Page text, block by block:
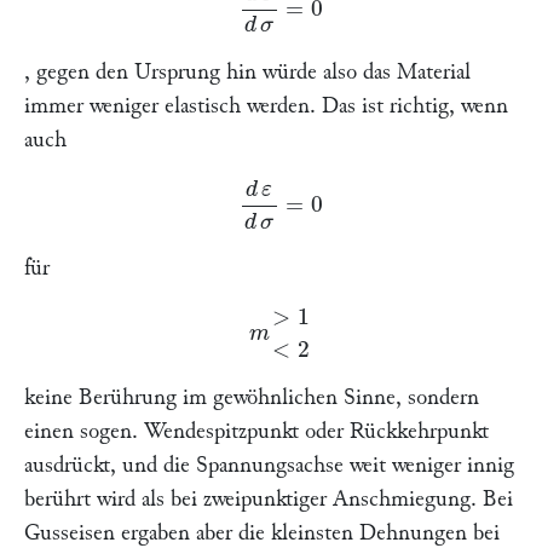
, gegen den Ursprung hin würde also das Material
immer weniger elastisch werden. Das ist richtig, wenn
auch
d εd
für
>1 <2
keine Berührung im gewöhnlichen Sinne, sondern
einen sogen. Wendespitzpunkt oder Rückkehrpunkt
ausdrückt, und die Spannungsachse weit weniger innig
berührt wird als bei zweipunktiger Anschmiegung. Bei
Gusseisen ergaben aber die kleinsten Dehnungen bei